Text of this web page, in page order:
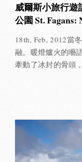
威爾斯小旅行
公園 St.
18th, Feb, 2012當
融。暖燈爐火的囈
牽動了冰封的骨頭